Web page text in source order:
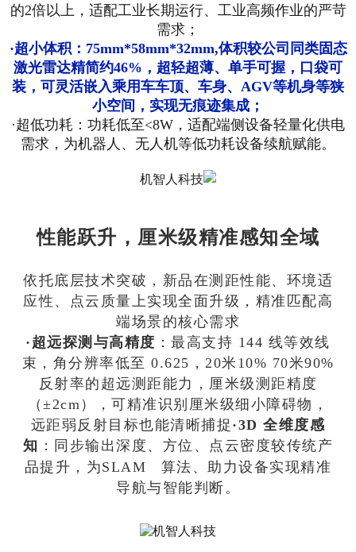
的2倍以上，适配工业长期运行、工业高频作业的严苛
需求；
·超小体积：75mm*58mm*32mm,体积较公司同类固态
激光雷达精简约46% ，超轻超薄、单手可握，口袋可
装，可灵活嵌入乘用车车顶、车身、 AGV等机身等狭
小空间，实现无痕迹集成；
·超低功耗 ：功耗低至<8W，适配端侧设备轻量化供电
需求，为机器人、无人机等低功耗设备续航赋能。
性能跃升，厘米级精准感知全域
依托底层技术突破，新品在测距性能、环境适
应性、点云质量上实现全面升级，精准匹配高
端场景的核心需求
· 超远探测与高精度 ：最高支持 144 线等效线
束，角分辨率低至 0.625，20米10% 70米90%
反射率的超远测距能力，厘米级测距精度
（±2cm），可精准识别厘米级细小障碍物，
远距弱反射目标也能清晰捕捉 ·3D全维度感
知 ：同步输出深度、方位、点云密度较传统产
品提升，为SLAM
算法、助力设备实现精准
导航与智能判断。